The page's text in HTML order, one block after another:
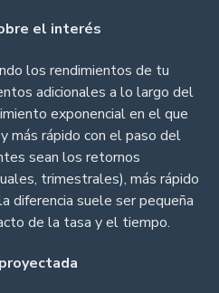
el interés
los rendimientos de tu
adicionales a lo largo del
exponencial en el que
más rápido con el paso del
sean los retornos
trimestrales), más rápido
diferencia suele ser pequeña
de la tasa y el tiempo.